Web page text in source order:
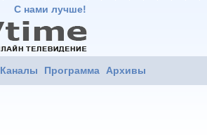
С нами лучше!
Каналы Программа Архивы